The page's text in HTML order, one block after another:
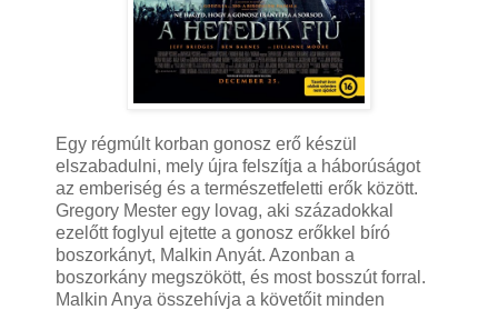
Egy régmúlt korban gonosz erő készül
elszabadulni, mely újra felszítja a háborúságot
az emberiség és a természetfeletti erők között.
Gregory Mester egy lovag, aki századokkal
ezelőtt foglyul ejtette a gonosz erőkkel bíró
boszorkányt, Malkin Anyát. Azonban a
boszorkány megszökött, és most bosszút forral.
Malkin Anya összehívja a követőit minden